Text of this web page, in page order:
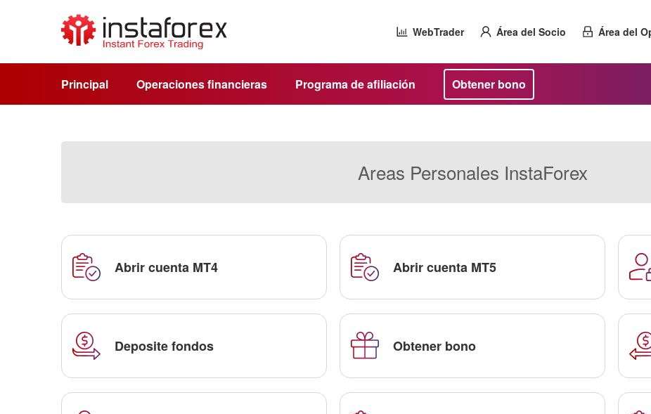
WebTrader Área del Socio Área del
Principal Operaciones financieras Programa de afiliación Obtener bono
Areas Personales InstaForex
Abrir cuenta MT4 Abrir cuenta MT5
Deposite fondos Obtener bono